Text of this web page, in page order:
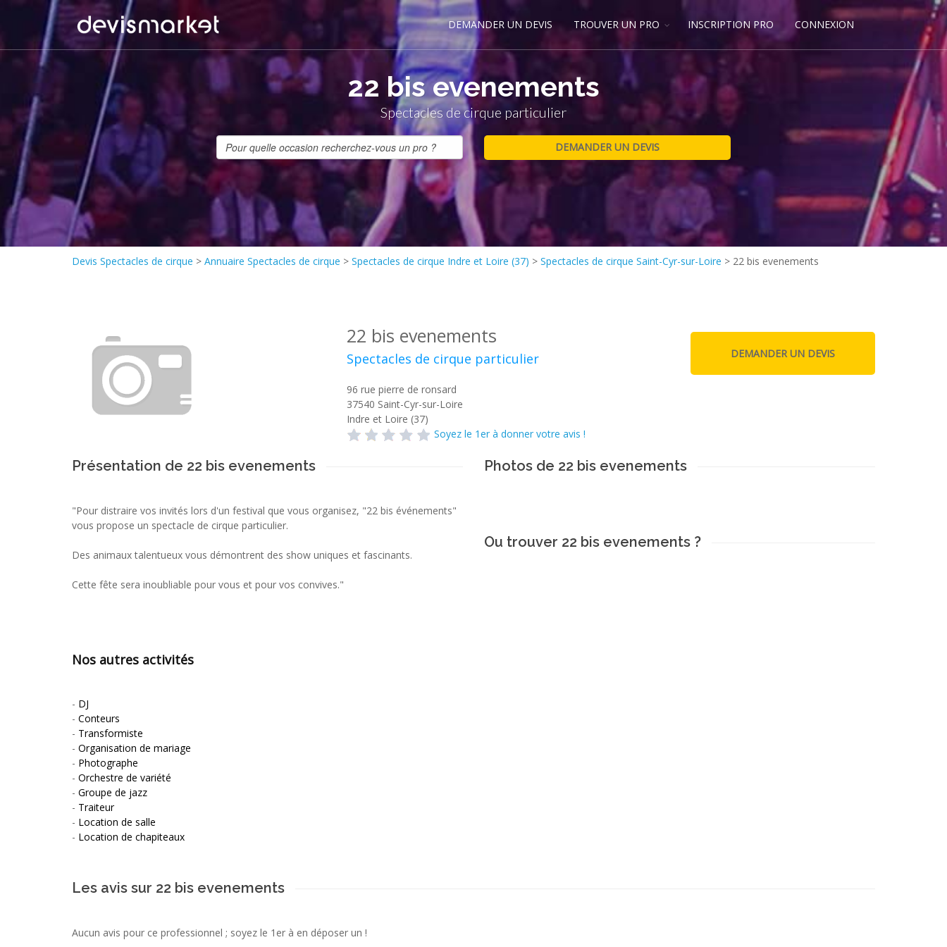
DEMANDER UN DEVIS TROUVER UN PRO INSCRIPTION PRO CONNEXION
22 bis evenements
Spectacles de cirque particulier
Devis Spectacles de cirque > Annuaire Spectacles de cirque > Spectacles de cirque Indre et Loire (37) > Spectacles de cirque Saint-Cyr-sur-Loire > 22 bis evenements
22 bis evenements
Spectacles de cirque particulier
96 rue pierre de ronsard
37540 Saint-Cyr-sur-Loire
Indre et Loire (37)
Soyez le 1er à donner votre avis !
Présentation de 22 bis evenements
"Pour distraire vos invités lors d'un festival que vous organisez, "22 bis événements"
vous propose un spectacle de cirque particulier.
Des animaux talentueux vous démontrent des show uniques et fascinants.
Cette fête sera inoubliable pour vous et pour vos convives."
Nos autres activités
- DJ
- Conteurs
- Transformiste
- Organisation de mariage
- Photographe
- Orchestre de variété
- Groupe de jazz
- Traiteur
- Location de salle
- Location de chapiteaux
Photos de 22 bis evenements
Ou trouver 22 bis evenements ?
Les avis sur 22 bis evenements
Aucun avis pour ce professionnel ; soyez le 1er à en déposer un !